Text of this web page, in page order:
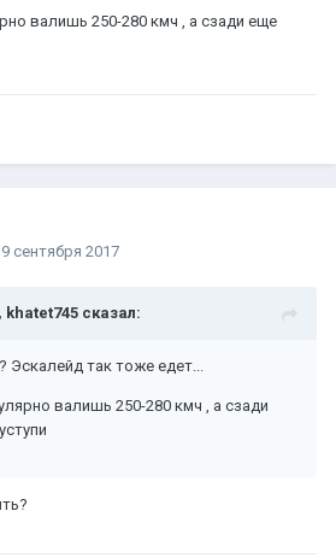
валишь 250-280 кмч , а сзади еще
сентября 2017
khatet745 сказал:
Эскалейд так тоже едет...
валишь 250-280 кмч , а сзади